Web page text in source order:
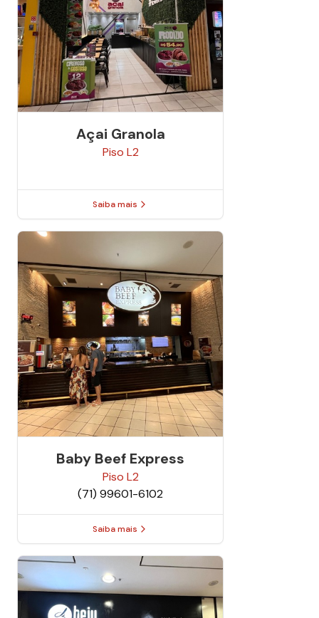
Açai Granola
Piso L2
Saiba mais
Baby Beef Express
Piso L2
(71) 99601-6102
Saiba mais